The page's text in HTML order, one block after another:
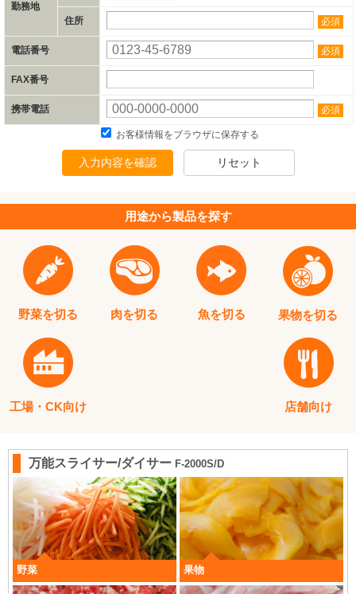
勤務地
住所 必須
電話番号 必須
FAX番号
携帯電話 必須
お客様情報をブラウザに保存する
入力内容を確認 リセット
用途から製品を探す
野菜を切る 肉を切る 魚を切る 果物を切る
工場・CK向け 店舗向け
万能スライサー/ダイサー F-2000S/D
野菜 果物